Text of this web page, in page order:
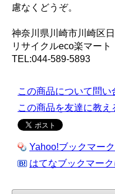
慮なくどうぞ。
神奈川県川崎市川崎区
リサイクルeco楽マート
TEL:044-589-5893
この商品について問い
この商品を友達に教え
Yahoo!ブックマー
はてなブックマー